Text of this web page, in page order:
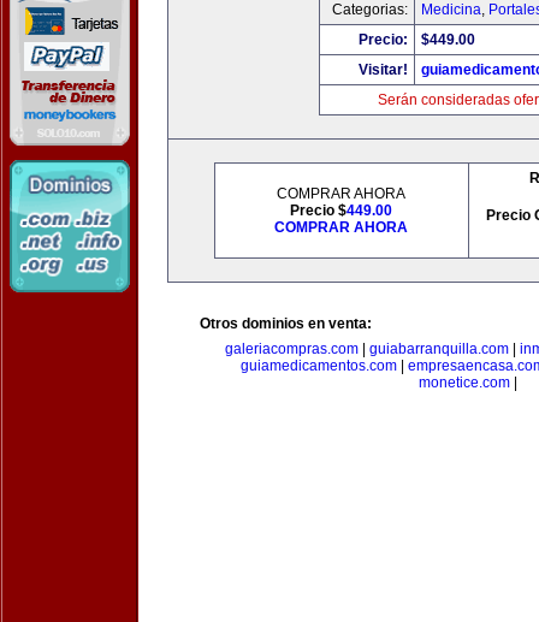
Categorias:
Medicina,
Precio:
$449.00
Visitar!
Serán consideradas
COMPRAR AHORA
Precio $449.00
COMPRAR AHORA
Precio
Otros dominios en venta:
galeriacompras.com
guiabarranquilla.com
guiamedicamentos.com|
monetice.com